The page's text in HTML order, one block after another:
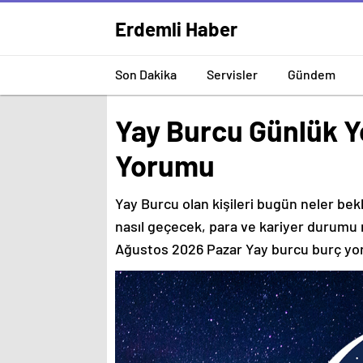
Erdemli Haber
Son Dakika Servisler Gündem
Yay Burcu Günlük
Yorumu
Yay Burcu olan kişileri bugün neler
nasıl geçecek, para ve kariyer durumu
Ağustos 2026 Pazar Yay burcu burç